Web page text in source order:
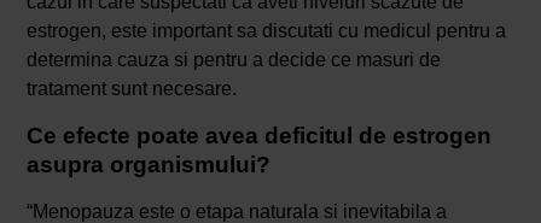
estrogen, este important sa discutati cu medicul pentru a
determina cauza si pentru a decide ce masuri de
tratament sunt necesare.
Ce efecte poate avea deficitul de estrogen
asupra organismului?
“Menopauza este o etapa naturala si inevitabila a